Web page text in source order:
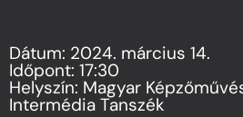
Dátum: 2024. március 14.
Időpont: 17:30
Helyszín: Magyar
Intermédia Tanszék